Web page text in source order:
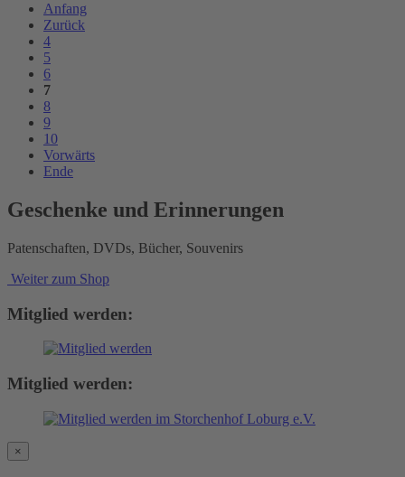
Anfang
Zurück
4
5
6
7
8
9
10
Vorwärts
Ende
Geschenke und Erinnerungen
Patenschaften, DVDs, Bücher, Souvenirs
Weiter zum Shop
Mitglied werden:
Mitglied werden:
×